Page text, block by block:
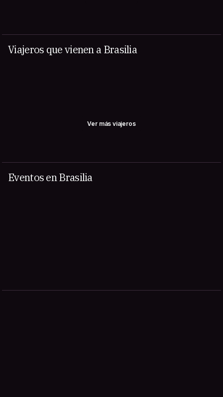
Viajeros que vienen a Brasilia
Ver más viajeros
Eventos en Brasilia